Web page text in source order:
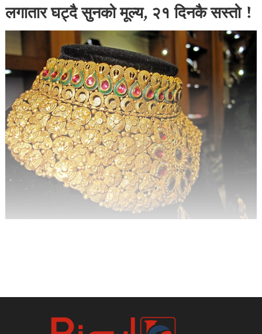
लगातार घट्दै सुनको मूल्य, २१ दिनकै सस्तो !